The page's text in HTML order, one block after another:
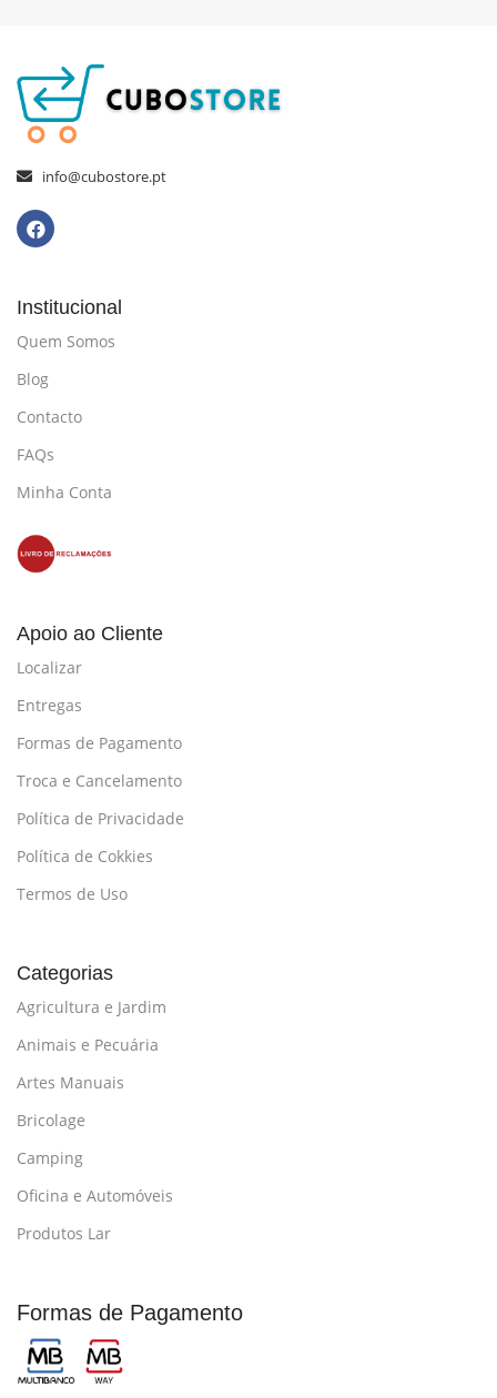
info@cubostore.pt
Institucional
Quem Somos
Blog
Contacto
FAQs
Minha Conta
Apoio ao Cliente
Localizar
Entregas
Formas de Pagamento
Troca e Cancelamento
Política de Privacidade
Política de Cokkies
Termos de Uso
Categorias
Agricultura e Jardim
Animais e Pecuária
Artes Manuais
Bricolage
Camping
Oficina e Automóveis
Produtos Lar
Formas de Pagamento